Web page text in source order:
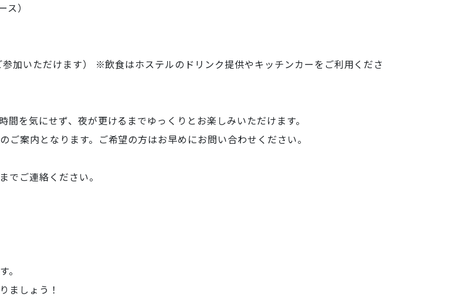
）
加いただけます）
※飲食はホステルのドリンク提供やキッチンカーをご利用くださ
を気にせず、夜が更けるまでゆっくりとお楽しみいただけます。
案内となります。ご希望の方はお早めにお問い合わせください。
でご連絡ください。
。
ましょう！